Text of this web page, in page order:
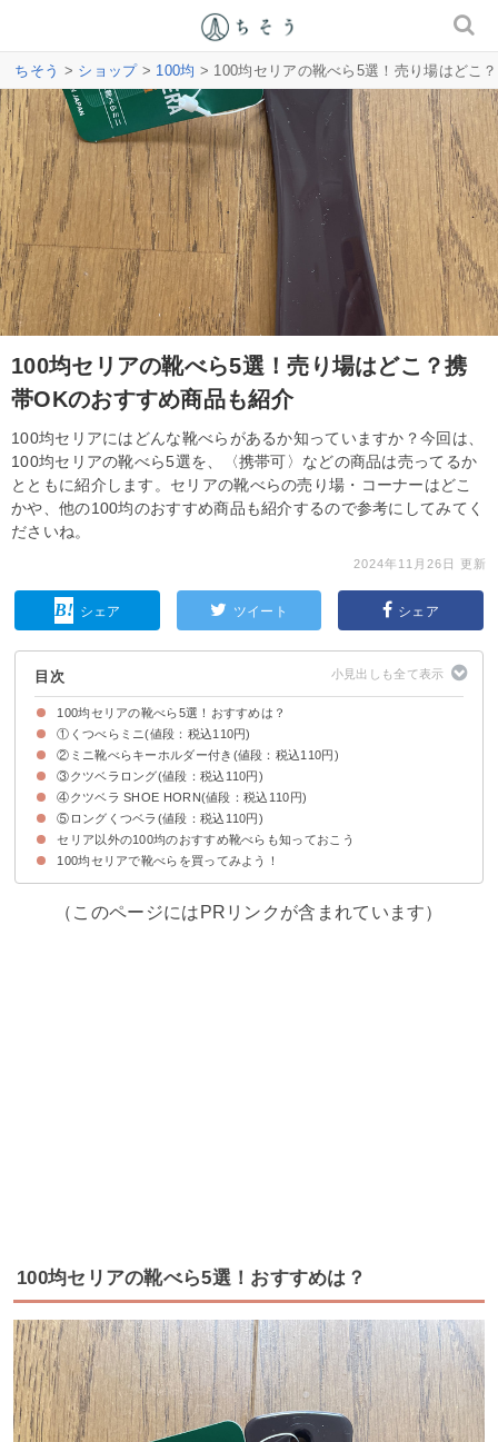
ちそう > ショップ> 100均 > 100均セリアの靴べら5選！売り場はどこ
100均セリアの靴べら5選！売り場はどこ？携
帯OKのおすすめ商品も紹介
100均セリアにはどんな靴べらがあるか知っていますか？今回は、
100均セリアの靴べら5選を、〈携帯可〉などの商品は売ってるか
とともに紹介します。セリアの靴べらの売り場・コーナーはどこ
かや、他の100均のおすすめ商品も紹介するので参考にしてみてく
ださいね。
2024年11月26日 更新
シェア ツイート シェア
目次
100均セリアの靴べら5選！おすすめは？
今回紹介する100均セリアの靴べら
セリアの靴べらの売り場・コーナーはどこ？
①くつべらミニ(値段：税込110円)
くつべらミニの材質・薄さ・サイズ
くつべらミニの特徴・口コミ
②ミニ靴べらキーホルダー付き(値段：税込110円)
ミニ靴べらキーホルダー付きの材質・薄さ・サイズ
ミニ靴べらキーホルダー付きの特徴・口コミ
③クツベラロング(値段：税込110円)
クツベラロングの材質・薄さ・サイズ
クツベラロングの特徴・口コミ
④クツベラ SHOE HORN(値段：税込110円)
クツベラ SHOE HORNの材質・薄さ・サイズ
クツベラ SHOE HORNの特徴・口コミ
⑤ロングくつベラ(値段：税込110円)
ロングくつベラの材質・薄さ・サイズ
ロングくつベラの特徴・口コミ
セリア以外の100均のおすすめ靴べらも知っておこう
①ダイソー｜ブナの木 靴べら(税込110円)
②キャンドゥ｜マグネット付き靴べら(税込220円)
③ワッツ｜携帯用靴べら(税込110円)
100均セリアで靴べらを買ってみよう！
（このページにはPRリンクが含まれています）
100均セリアの靴べら5選！おすすめは？